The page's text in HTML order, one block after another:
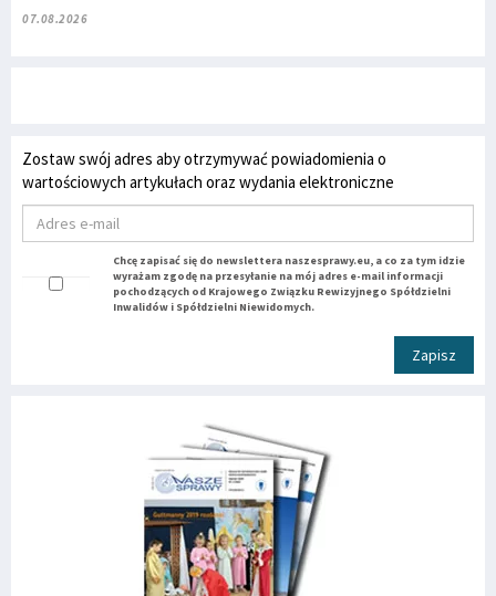
07.08.2026
Zostaw swój adres aby otrzymywać powiadomienia o
wartościowych artykułach oraz wydania elektroniczne
Chcę zapisać się do newslettera naszesprawy.eu, a co za tym idzie
wyrażam zgodę na przesyłanie na mój adres e-mail informacji
pochodzących od Krajowego Związku Rewizyjnego Spółdzielni
Inwalidów i Spółdzielni Niewidomych.
Zapisz